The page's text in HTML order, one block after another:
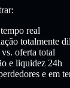
real
totalmente
oferta total
e liquidez 24h
e em